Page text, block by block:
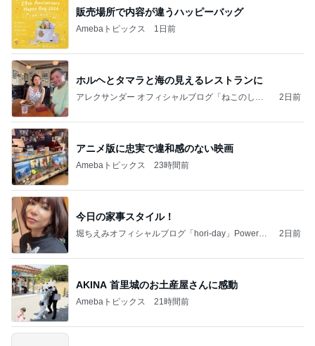
販売場所で内容が違うハッピーバッグ
Amebaトピックス 1日前
ホルヘとタマラと海の見えるレストランに
アレクサンダー オフィシャルブログ「ねこのしっ
2日前
アニメ版に忠実で違和感のない映画
Amebaトピックス 23時間前
今日の家事スタイル！
堀ちえみオフィシャルブログ「hori-day」Powered
2日前
AKINA 首里城のお土産屋さんに感動
Amebaトピックス 21時間前